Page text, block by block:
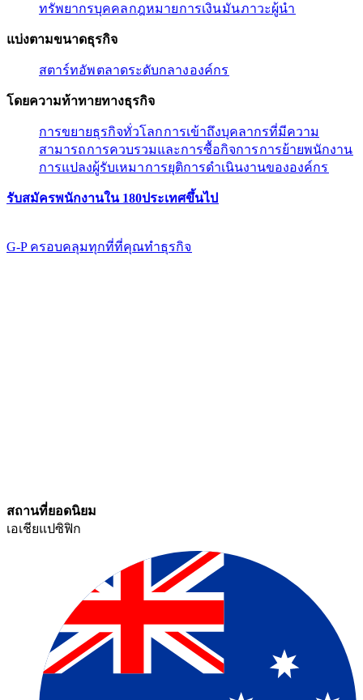
ทรัพยากรบุคคล​​กฎหมาย​​การเงิน​​มัน​​ภาวะผู้นํา​​
แบ่งตามขนาดธุรกิจ​​
สตาร์ทอัพ​​ตลาดระดับกลาง​​องค์กร​​
โดยความท้าทายทางธุรกิจ​​
การขยายธุรกิจทั่วโลก​​การเข้าถึงบุคลากรที่มีความ
สามารถ​​การควบรวมและการซื้อกิจการ​​การย้ายพนักงาน​​
การแปลงผู้รับเหมา​​การยุติการดำเนินงานขององค์กร​​
รับสมัครพนักงานใน 180ประเทศขึ้นไป​​
G-P ครอบคลุมทุกที่ที่คุณทําธุรกิจ​​
สถานที่ยอดนิยม​​
เอเชียแปซิฟิก​​